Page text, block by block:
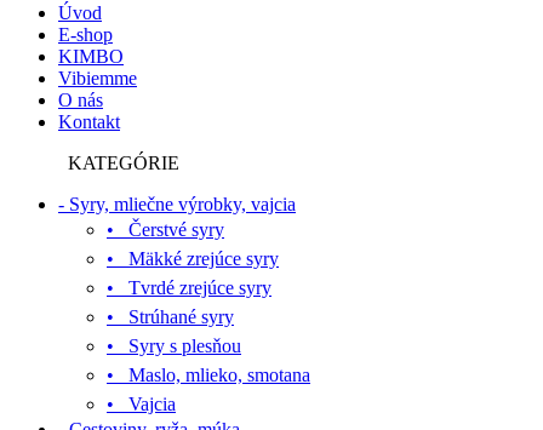
Úvod
E-shop
KIMBO
Vibiemme
O nás
Kontakt
KATEGÓRIE
- Syry, mliečne výrobky, vajcia
• Čerstvé syry
• Mäkké zrejúce syry
• Tvrdé zrejúce syry
• Strúhané syry
• Syry s plesňou
• Maslo, mlieko, smotana
• Vajcia